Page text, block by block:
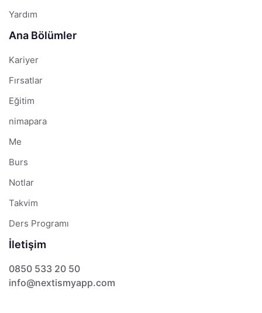
Yardım
Ana Bölümler
Kariyer
Fırsatlar
Eğitim
nimapara
Me
Burs
Notlar
Takvim
Ders Programı
İletişim
0850 533 20 50
info@nextismyapp.com